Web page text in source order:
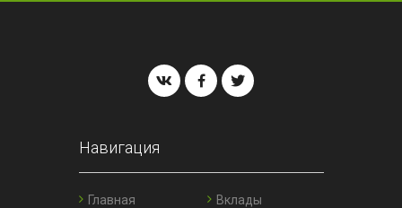
Навигация
Главная
Вклады